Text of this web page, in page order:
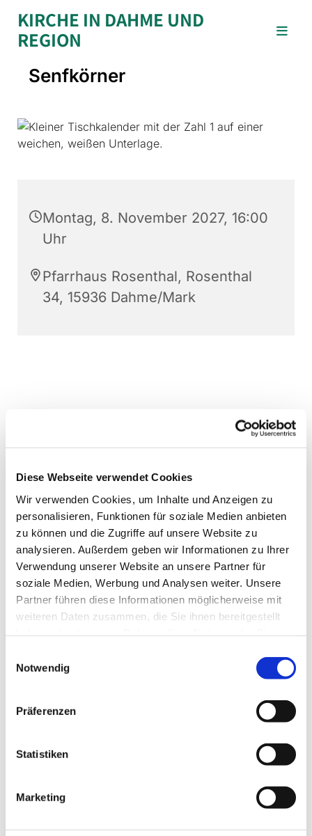
Diese Webseite verwendet Cookies
Wir verwenden Cookies, um Inhalte und Anzeigen zu
personalisieren, Funktionen für soziale Medien anbieten
zu können und die Zugriffe auf unsere Website zu
analysieren. Außerdem geben wir Informationen zu Ihrer
Verwendung unserer Website an unsere Partner für
soziale Medien, Werbung und Analysen weiter. Unsere
Partner führen diese Informationen möglicherweise mit
weiteren Daten zusammen, die Sie ihnen bereitgestellt
Notwendig
Präferenzen
Statistiken
Marketing
KIRCHE IN DAHME UND
REGION
Senfkörner
Montag, 8. November 2027, 16:00
Uhr
Pfarrhaus Rosenthal, Rosenthal
34, 15936 Dahme/Mark